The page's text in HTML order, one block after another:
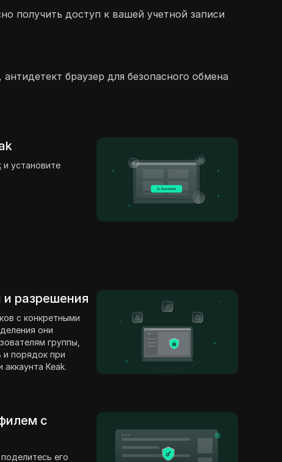
получить доступ к вашей учетной записи
браузер для безопасного обмена
и установите
и разрешения
с конкретными
они
группы,
и порядок при
Keak.
с
его